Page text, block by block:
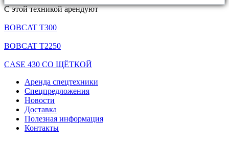
С этой техникой арендуют
BOBCAT T300
BOBCAT T2250
CASE 430 СО ЩЁТКОЙ
Аренда спецтехники
Спецпредложения
Новости
Доставка
Полезная информация
Контакты